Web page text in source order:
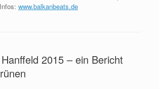
www.balkanbeats.de
2015 – ein Bericht